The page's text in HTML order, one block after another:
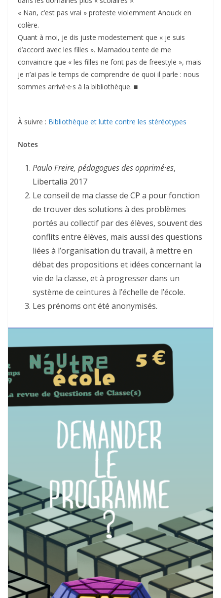
« Nan, c’est pas vrai » proteste violemment Anouck en
colère.
Quant à moi, je dis juste modestement que « je suis
d’accord avec les filles ». Mamadou tente de me
convaincre que « les filles ne font pas de freestyle », mais
je n’ai pas le temps de comprendre de quoi il parle : nous
sommes arrivé·e·s à la bibliothèque. ■
À suivre : Bibliothèque et lutte contre les stéréotypes
Notes
Paulo Freire, pédagogues des opprimé·es,
Libertalia 2017
Le conseil de ma classe de CP a pour fonction
de trouver des solutions à des problèmes
portés au collectif par des élèves, souvent des
conflits entre élèves, mais aussi des questions
liées à l’organisation du travail, à mettre en
débat des propositions et idées concernant la
vie de la classe, et à progresser dans un
système de ceintures à l’échelle de l’école.
Les prénoms ont été anonymisés.